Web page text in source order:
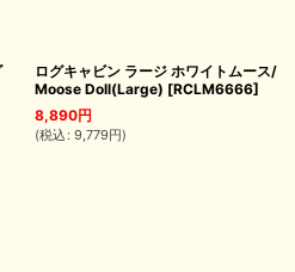
ログキャビン ラージ ホワイトムース/
Moose Doll(Large) [RCLM6666]
8,890円
(税込 : 9,779円)